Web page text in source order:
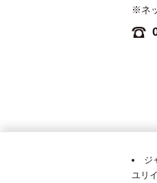
※ネ
ジ
ユリ